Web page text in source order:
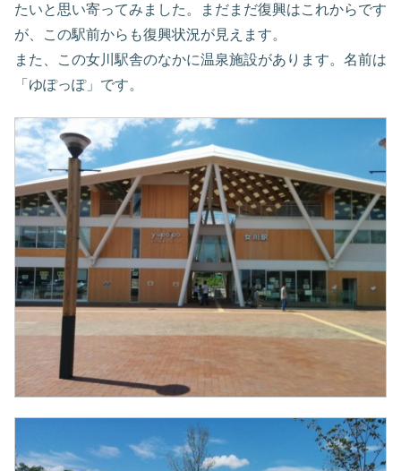
たいと思い寄ってみました。まだまだ復興はこれからです
が、この駅前からも復興状況が見えます。
また、この女川駅舎のなかに温泉施設があります。名前は
「ゆぽっぽ」です。